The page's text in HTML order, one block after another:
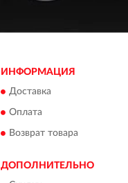
ИНФОРМАЦИЯ
Доставка
Оплата
Возврат товара
ДОПОЛНИТЕЛЬНО